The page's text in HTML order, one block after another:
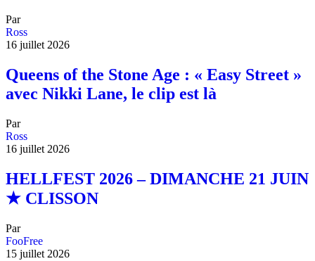
Par
Ross
16 juillet 2026
Queens of the Stone Age : « Easy Street »
avec Nikki Lane, le clip est là
Par
Ross
16 juillet 2026
HELLFEST 2026 – DIMANCHE 21 JUIN
★ CLISSON
Par
FooFree
15 juillet 2026